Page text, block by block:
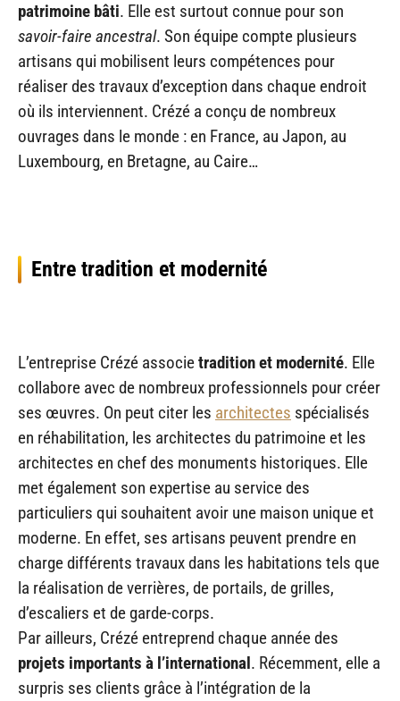
patrimoine bâti. Elle est surtout connue pour son
savoir-faire ancestral. Son équipe compte plusieurs
artisans qui mobilisent leurs compétences pour
réaliser des travaux d’exception dans chaque endroit
où ils interviennent. Crézé a conçu de nombreux
ouvrages dans le monde : en France, au Japon, au
Luxembourg, en Bretagne, au Caire…
Entre tradition et modernité
L’entreprise Crézé associetradition et modernité. Elle
collabore avec de nombreux professionnels pour créer
ses œuvres. On peut citer les architectes spécialisés
en réhabilitation, les architectes du patrimoine et les
architectes en chef des monuments historiques. Elle
met également son expertise au service des
particuliers qui souhaitent avoir une maison unique et
moderne. En effet, ses artisans peuvent prendre en
charge différents travaux dans les habitations tels que
la réalisation de verrières, de portails, de grilles,
d’escaliers et de garde-corps.
Par ailleurs, Crézé entreprend chaque année des
projets importants à l’international. Récemment, elle a
surpris ses clients grâce à l’intégration de la